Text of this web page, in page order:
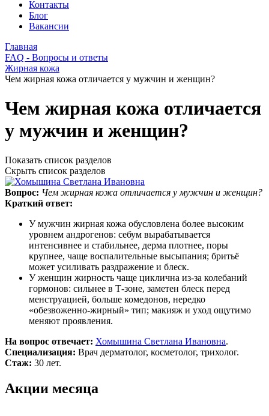
Контакты
Блог
Вакансии
Главная
FAQ - Вопросы и ответы
Жирная кожа
Чем жирная кожа отличается у мужчин и женщин?
Чем жирная кожа отличается
у мужчин и женщин?
Показать список разделов
Скрыть список разделов
Вопрос: Чем жирная кожа отличается у мужчин и женщин?
Краткий ответ:
У мужчин жирная кожа обусловлена более высоким
уровнем андрогенов: себум вырабатывается
интенсивнее и стабильнее, дерма плотнее, поры
крупнее, чаще воспалительные высыпания; бритьё
может усиливать раздражение и блеск.
У женщин жирность чаще циклична из‑за колебаний
гормонов: сильнее в Т‑зоне, заметен блеск перед
менструацией, больше комедонов, нередко
«обезвоженно‑жирный» тип; макияж и уход ощутимо
меняют проявления.
На вопрос отвечает: Хомышина Светлана Ивановна.
Специализация: Врач дерматолог, косметолог, трихолог.
Стаж: 30 лет.
Акции месяца